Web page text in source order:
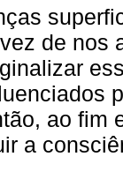
de nos
ao fim
a